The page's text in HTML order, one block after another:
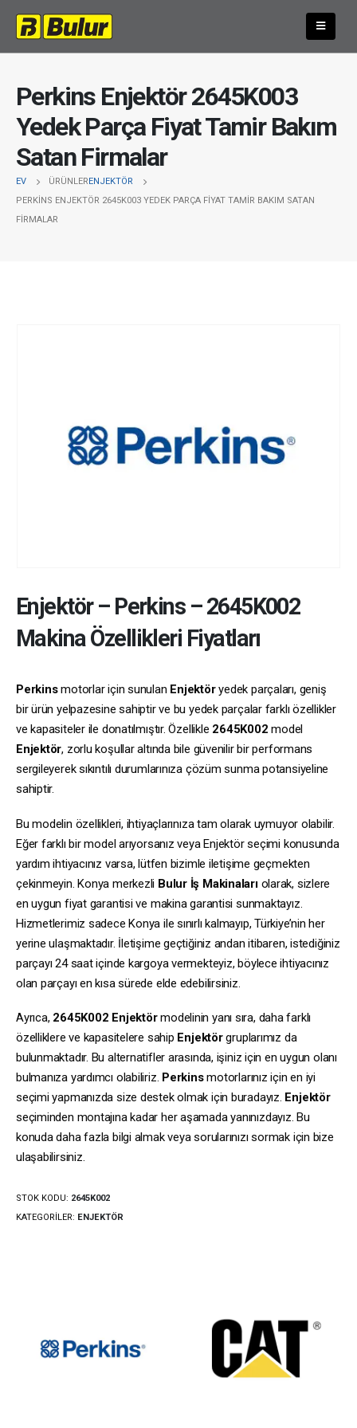
Perkins Enjektör 2645K003
Yedek Parça Fiyat Tamir Bakım
Satan Firmalar
EV ÜRÜNLERENJEKTÖR
PERKINS ENJEKTÖR 2645K003 YEDEK PARÇA FIYAT TAMIR BAKIM SATAN
FIRMALAR
Enjektör– Perkins–2645K002
Makina Özellikleri Fiyatları
Perkinsmotorlar için sunulan Enjektöryedek parçaları, geniş
bir ürün yelpazesine sahiptir ve bu yedek parçalar farklı özellikler
ve kapasiteler ile donatılmıştır. Özellikle 2645K002 model
Enjektör, zorlu koşullar altında bile güvenilir bir performans
sergileyerek sıkıntılı durumlarınıza çözüm sunma potansiyeline
sahiptir.
Bu modelin özellikleri, ihtiyaçlarınıza tam olarak uymuyor olabilir.
Eğer farklı bir model arıyorsanız veya Enjektör seçimi konusunda
yardım ihtiyacınız varsa, lütfen bizimle iletişime geçmekten
çekinmeyin. Konya merkezli Bulur İş Makinalarıolarak, sizlere
en uygun fiyat garantisi ve makina garantisi sunmaktayız.
Hizmetlerimiz sadece Konya ile sınırlı kalmayıp, Türkiye’nin her
yerine ulaşmaktadır. İletişime geçtiğiniz andan itibaren, istediğiniz
parçayı 24 saat içinde kargoya vermekteyiz, böylece ihtiyacınız
olan parçayı en kısa sürede elde edebilirsiniz.
Ayrıca, 2645K002 Enjektörmodelinin yanı sıra, daha farklı
özelliklere ve kapasitelere sahip Enjektörgruplarımız da
bulunmaktadır. Bu alternatifler arasında, işiniz için en uygun olanı
bulmanıza yardımcı olabiliriz. Perkinsmotorlarınız için en iyi
seçimi yapmanızda size destek olmak için buradayız. Enjektör
seçiminden montajına kadar her aşamada yanınızdayız. Bu
konuda daha fazla bilgi almak veya sorularınızı sormak için bize
ulaşabilirsiniz.
STOK KODU: 2645K002
KATEGORILER: ENJEKTÖR